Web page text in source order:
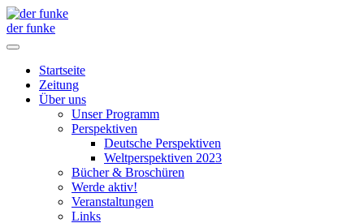
der funke
Startseite
Zeitung
Über uns
Unser Programm
Perspektiven
Deutsche Perspektiven
Weltperspektiven 2023
Bücher & Broschüren
Werde aktiv!
Veranstaltungen
Links